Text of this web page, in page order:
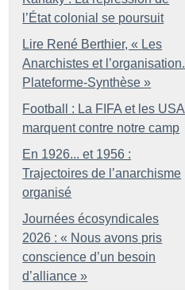
l’État colonial se poursuit
Lire René Berthier, « Les
Anarchistes et l’organisation.
Plateforme-Synthèse »
Football : La FIFA et les USA
marquent contre notre camp
En 1926... et 1956 :
Trajectoires de l’anarchisme
organisé
Journées écosyndicales
2026 : « Nous avons pris
conscience d’un besoin
d’alliance »